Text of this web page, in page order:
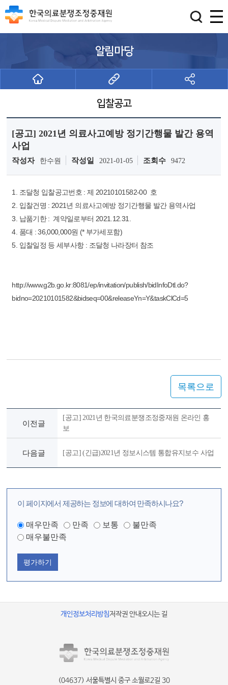
알림마당
입찰공고
[공고] 2021년 의료사고예방 정기간행물 발간 용역
사업
작성자 한수원 작성일 2021-01-05 조회수 9472
1. 조달청 입찰공고번호 : 제 20210101582-00 호
2. 입찰건명 : 2021년 의료사고예방 정기간행물 발간 용역사업
3. 납품기한 : 계약일로부터 2021.12.31.
4. 품대 : 36,000,000원 (* 부가세포함)
5. 입찰일정 등 세부사항 : 조달청 나라장터 참조
http://www.g2b.go.kr:8081/ep/invitation/publish/bidInfoDtl.do?
bidno=20210101582&bidseq=00&releaseYn=Y&taskClCd=5
목록으로
이전글
[공고] 2021년 한국의료분쟁조정중재원 온라인 홍
보
다음글 [공고] (긴급)2021년 정보시스템 통합유지보수 사업
이 페이지에서 제공하는 정보에 대하여 만족하시나요?
매우만족 만족 보통
불만족
매우불만족
평가하기
개인정보처리방침저작권 안내오시는 길
(04637) 서울특별시 중구 소월로2길 30